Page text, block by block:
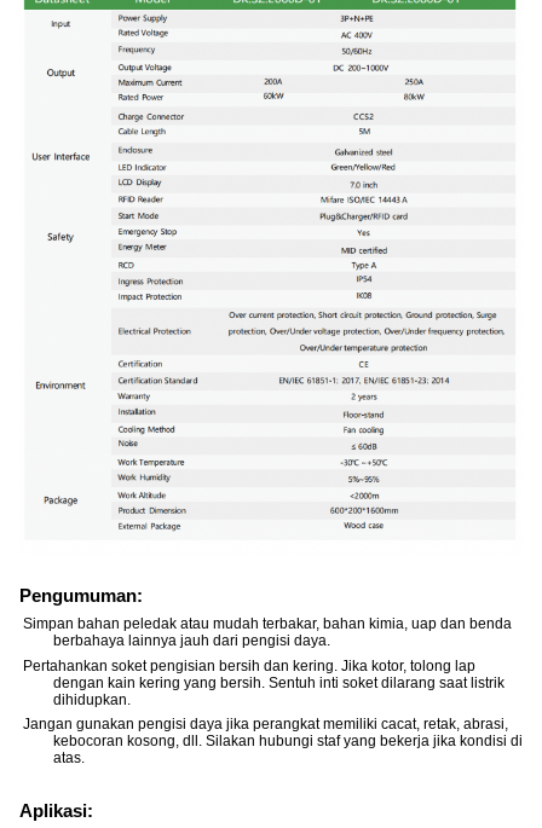
Pengumuman:
Simpan bahan peledak atau mudah terbakar, bahan kimia, uap dan benda
berbahaya lainnya jauh dari pengisi daya.
Pertahankan soket pengisian bersih dan kering. Jika kotor, tolong lap
dengan kain kering yang bersih. Sentuh inti soket dilarang saat listrik
dihidupkan.
Jangan gunakan pengisi daya jika perangkat memiliki cacat, retak, abrasi,
kebocoran kosong, dll. Silakan hubungi staf yang bekerja jika kondisi di
atas.
Aplikasi: